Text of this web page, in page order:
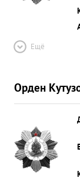
Ещё
Орден